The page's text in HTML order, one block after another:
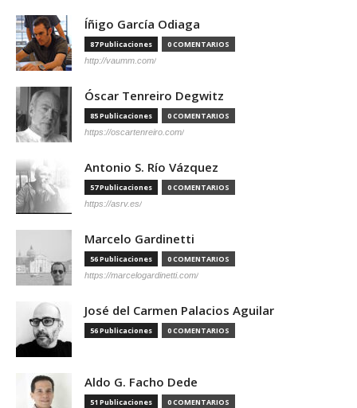
Íñigo García Odiaga
87 Publicaciones 0 COMENTARIOS
http://vaumm.com/
Óscar Tenreiro Degwitz
85 Publicaciones 0 COMENTARIOS
https://oscartenreiro.com/
Antonio S. Río Vázquez
57 Publicaciones 0 COMENTARIOS
https://asrv.es/
Marcelo Gardinetti
56 Publicaciones 0 COMENTARIOS
https://marcelogardinetti.com/
José del Carmen Palacios Aguilar
56 Publicaciones 0 COMENTARIOS
Aldo G. Facho Dede
51 Publicaciones 0 COMENTARIOS